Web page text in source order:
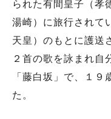
られた有間皇子（孝
湯崎）に旅行されて
天皇）のもとに護送
２首の歌を詠まれ自
「藤白坂」で、１
た。